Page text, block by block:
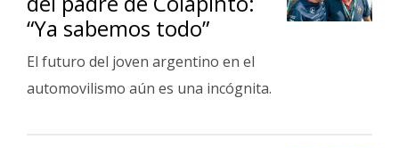
“Ya sabemos todo”
El futuro del joven argentino en el
automovilismo aún es una incógnita.